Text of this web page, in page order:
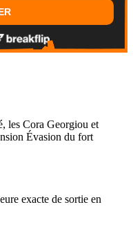
les Cora Georgiou et
Évasion du fort
exacte de sortie en